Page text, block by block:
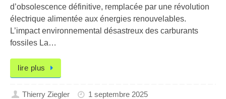
d’obsolescence définitive, remplacée par une révolution
électrique alimentée aux énergies renouvelables.
L’impact environnemental désastreux des carburants
fossiles La…
lire plus
Thierry Ziegler
1 septembre 2025